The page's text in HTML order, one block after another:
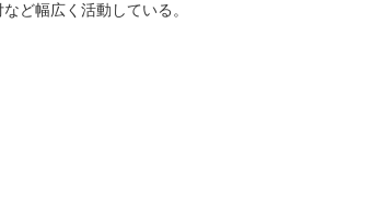
ど幅広く活動している。